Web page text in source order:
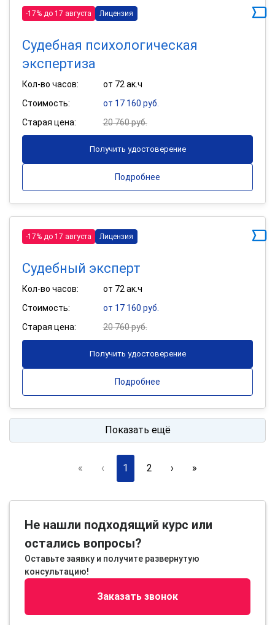
-17% до 17 августа Лицензия
Судебная психологическая
экспертиза
Кол-во часов:
от 72 ак.ч
Стоимость:
от 17 160 руб.
Старая цена:
20 760 руб.
Получить удостоверение
Подробнее
-17% до 17 августа Лицензия
Судебный эксперт
Кол-во часов:
от 72 ак.ч
Стоимость:
от 17 160 руб.
Старая цена:
20 760 руб.
Получить удостоверение
Подробнее
Показать ещё
« ‹ 1 2 › »
Не нашли подходящий курс или
остались вопросы?
Оставьте заявку и получите развернутую
консультацию!
Заказать звонок